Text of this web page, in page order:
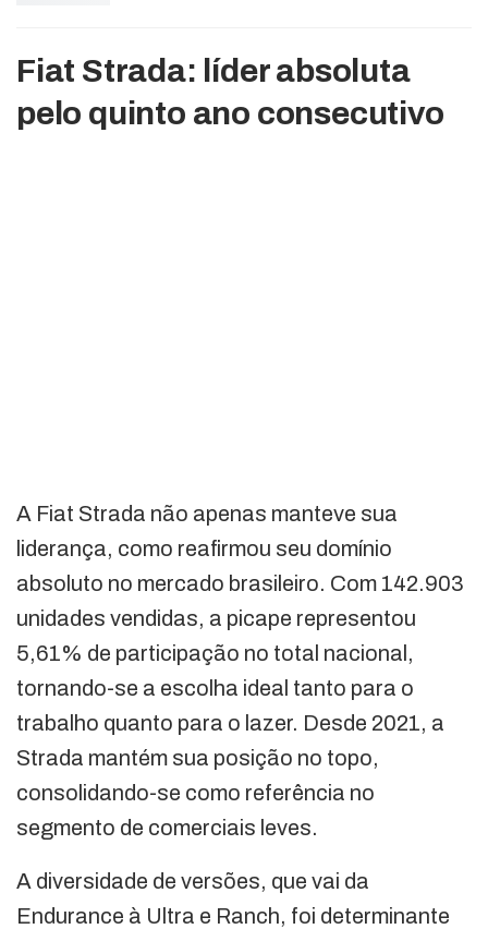
Fiat Strada: líder absoluta
pelo quinto ano consecutivo
A Fiat Strada não apenas manteve sua
liderança, como reafirmou seu domínio
absoluto no mercado brasileiro. Com 142.903
unidades vendidas, a picape representou
5,61% de participação no total nacional,
tornando-se a escolha ideal tanto para o
trabalho quanto para o lazer. Desde 2021, a
Strada mantém sua posição no topo,
consolidando-se como referência no
segmento de comerciais leves.
A diversidade de versões, que vai da
Endurance à Ultra e Ranch, foi determinante